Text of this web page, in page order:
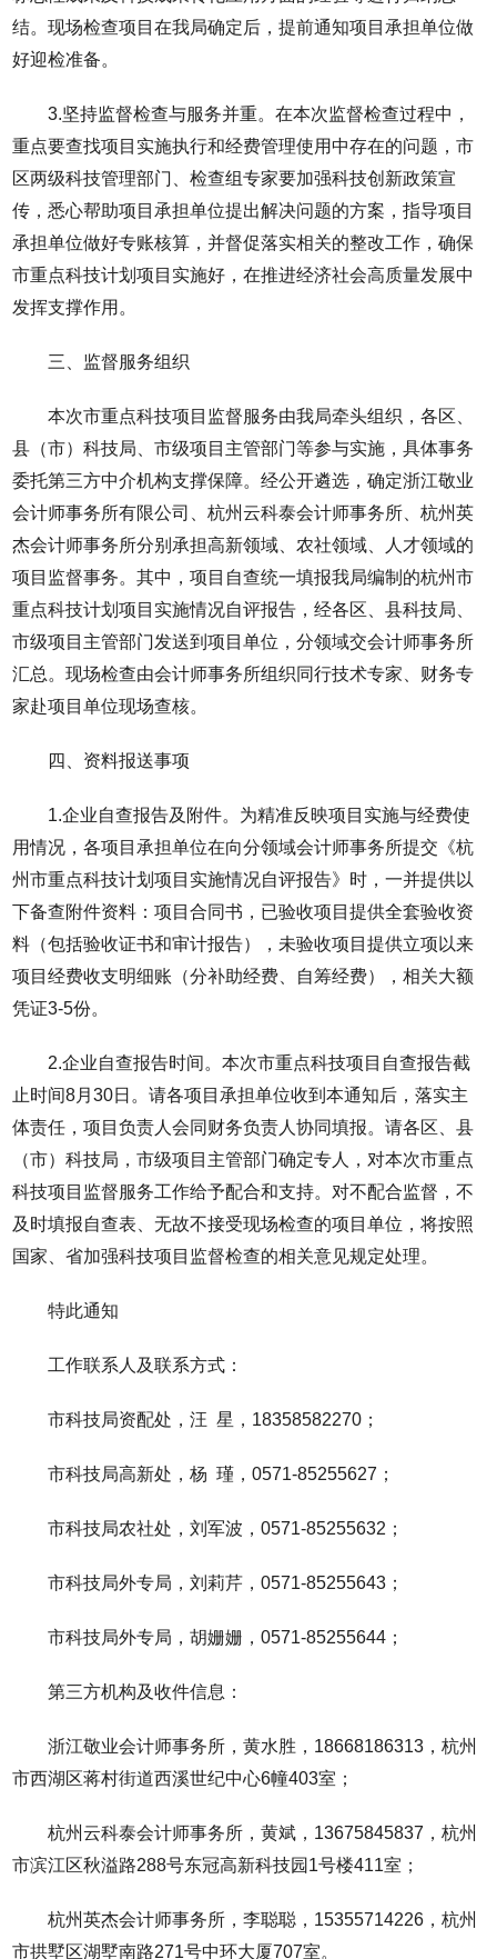
结。现场检查项目在我局确定后，提前通知项目承担单位做
好迎检准备。
3.坚持监督检查与服务并重。在本次监督检查过程中，
重点要查找项目实施执行和经费管理使用中存在的问题，市
区两级科技管理部门、检查组专家要加强科技创新政策宣
传，悉心帮助项目承担单位提出解决问题的方案，指导项目
承担单位做好专账核算，并督促落实相关的整改工作，确保
市重点科技计划项目实施好，在推进经济社会高质量发展中
发挥支撑作用。
三、监督服务组织
本次市重点科技项目监督服务由我局牵头组织，各区、
县（市）科技局、市级项目主管部门等参与实施，具体事务
委托第三方中介机构支撑保障。经公开遴选，确定浙江敬业
会计师事务所有限公司、杭州云科泰会计师事务所、杭州英
杰会计师事务所分别承担高新领域、农社领域、人才领域的
项目监督事务。其中，项目自查统一填报我局编制的杭州市
重点科技计划项目实施情况自评报告，经各区、县科技局、
市级项目主管部门发送到项目单位，分领域交会计师事务所
汇总。现场检查由会计师事务所组织同行技术专家、财务专
家赴项目单位现场查核。
四、资料报送事项
1.企业自查报告及附件。为精准反映项目实施与经费使
用情况，各项目承担单位在向分领域会计师事务所提交《杭
州市重点科技计划项目实施情况自评报告》时，一并提供以
下备查附件资料：项目合同书，已验收项目提供全套验收资
料（包括验收证书和审计报告），未验收项目提供立项以来
项目经费收支明细账（分补助经费、自筹经费），相关大额
凭证3-5份。
2.企业自查报告时间。本次市重点科技项目自查报告截
止时间8月30日。请各项目承担单位收到本通知后，落实主
体责任，项目负责人会同财务负责人协同填报。请各区、县
（市）科技局，市级项目主管部门确定专人，对本次市重点
科技项目监督服务工作给予配合和支持。对不配合监督，不
及时填报自查表、无故不接受现场检查的项目单位，将按照
国家、省加强科技项目监督检查的相关意见规定处理。
特此通知
工作联系人及联系方式：
市科技局资配处，汪 星，18358582270；
市科技局高新处，杨 瑾，0571-85255627；
市科技局农社处，刘军波，0571-85255632；
市科技局外专局，刘莉芹，0571-85255643；
市科技局外专局，胡姗姗，0571-85255644；
第三方机构及收件信息：
浙江敬业会计师事务所，黄水胜，18668186313，杭州
市西湖区蒋村街道西溪世纪中心6幢403室；
杭州云科泰会计师事务所，黄斌，13675845837，杭州
市滨江区秋溢路288号东冠高新科技园1号楼411室；
杭州英杰会计师事务所，李聪聪，15355714226，杭州
市拱墅区湖墅南路271号中环大厦707室。